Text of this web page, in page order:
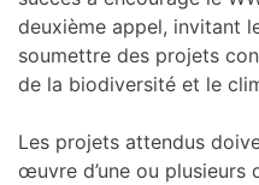
deuxième appel, invitant
soumettre des projets
de la biodiversité et le
Les projets attendus
œuvre d’une ou plusieurs